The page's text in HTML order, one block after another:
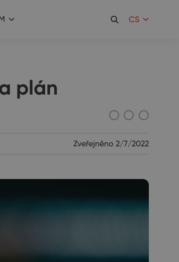
CS
plán
Zveřejněno 2/7/2022